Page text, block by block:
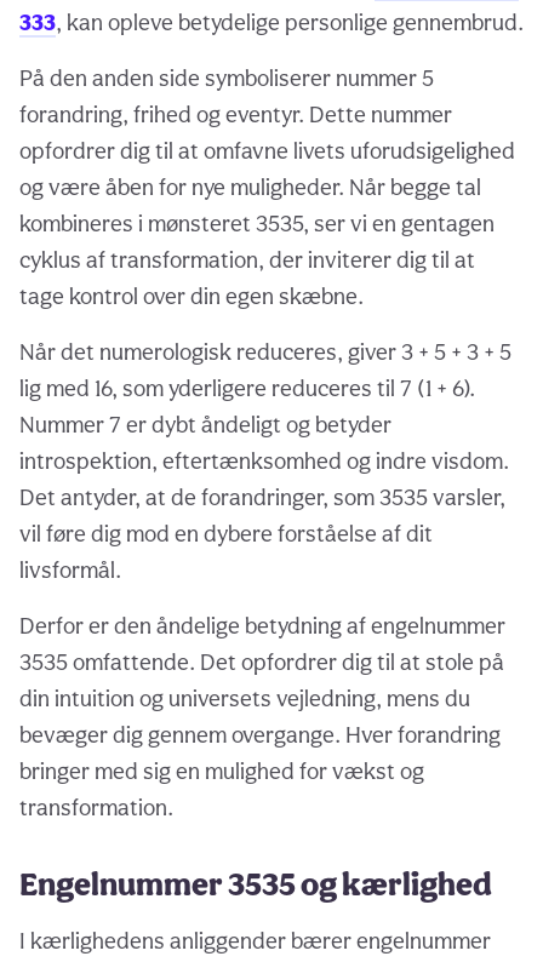
333, kan opleve betydelige personlige gennembrud.
På den anden side symboliserer nummer 5
forandring, frihed og eventyr. Dette nummer
opfordrer dig til at omfavne livets uforudsigelighed
og være åben for nye muligheder. Når begge tal
kombineres i mønsteret 3535, ser vi en gentagen
cyklus af transformation, der inviterer dig til at
tage kontrol over din egen skæbne.
Når det numerologisk reduceres, giver 3 + 5 + 3 + 5
lig med 16, som yderligere reduceres til 7 (1 + 6).
Nummer 7 er dybt åndeligt og betyder
introspektion, eftertænksomhed og indre visdom.
Det antyder, at de forandringer, som 3535 varsler,
vil føre dig mod en dybere forståelse af dit
livsformål.
Derfor er den åndelige betydning af engelnummer
3535 omfattende. Det opfordrer dig til at stole på
din intuition og universets vejledning, mens du
bevæger dig gennem overgange. Hver forandring
bringer med sig en mulighed for vækst og
transformation.
Engelnummer 3535 og kærlighed
I kærlighedens anliggender bærer engelnummer